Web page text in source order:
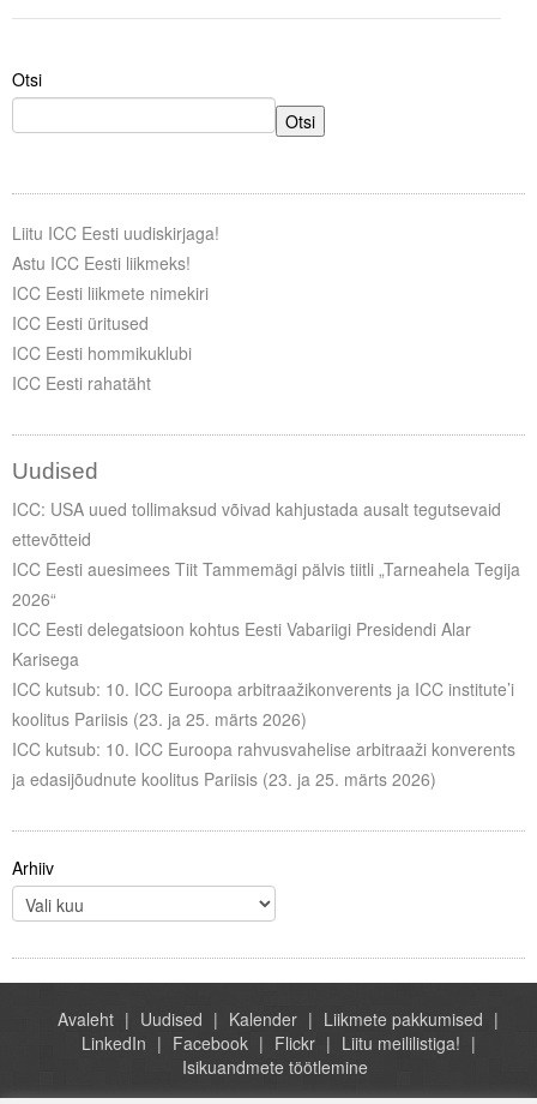
Otsi
Otsi
Liitu ICC Eesti uudiskirjaga!
Astu ICC Eesti liikmeks!
ICC Eesti liikmete nimekiri
ICC Eesti üritused
ICC Eesti hommikuklubi
ICC Eesti rahatäht
Uudised
ICC: USA uued tollimaksud võivad kahjustada ausalt tegutsevaid
ettevõtteid
ICC Eesti auesimees Tiit Tammemägi pälvis tiitli „Tarneahela Tegija
2026“
ICC Eesti delegatsioon kohtus Eesti Vabariigi Presidendi Alar
Karisega
ICC kutsub: 10. ICC Euroopa arbitraažikonverents ja ICC institute’i
koolitus Pariisis (23. ja 25. märts 2026)
ICC kutsub: 10. ICC Euroopa rahvusvahelise arbitraaži konverents
ja edasijõudnute koolitus Pariisis (23. ja 25. märts 2026)
Arhiiv
Avaleht Uudised Kalender
Liikmete pakkumised
LinkedIn
Facebook Flickr
Liitu meililistiga!
Isikuandmete töötlemine